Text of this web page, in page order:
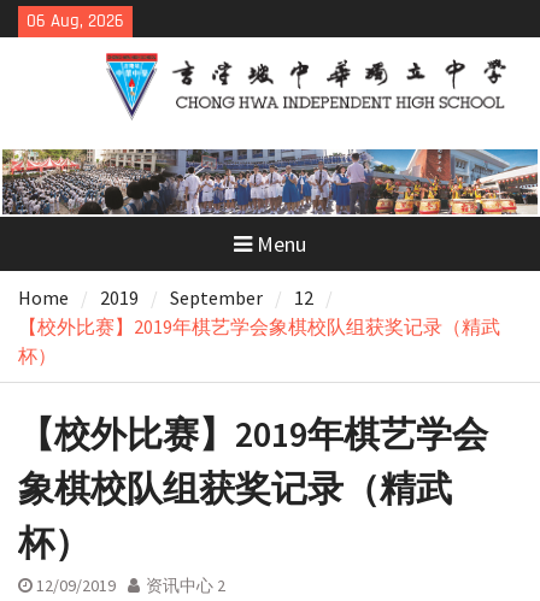
Skip
to
06 Aug, 2026
Menu
Home 2019 September
12
【校外比赛】2019年棋艺学会象棋校队组获奖记录（精武
杯）
【校外比赛】2019年棋艺学会
象棋校队组获奖记录（精武
杯）
12/09/2019 资讯中心 2